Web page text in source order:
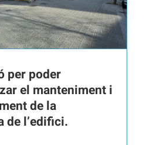
per poder
el manteniment i
de la
de l’edifici.